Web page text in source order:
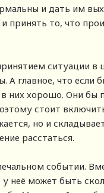
и дать им
принять то, что
ситуации в
А главное, что если
них хорошо. Они бы
стоит
но и
расстаться.
событии.
неё может быть